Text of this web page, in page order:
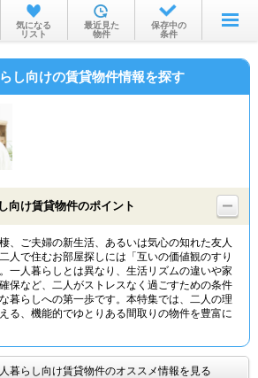
お部屋を探す
沿線・駅から
物件特集から
TOP
気になる
リスト
最近見た
物件
保存中の
条件
し向けの賃貸物件情報を探す
向け賃貸物件のポイント
、ご夫婦の新生活、あるいは気心の知れた友人
人で住むお部屋探しには「互いの価値観のすり
一人暮らしとは異なり、生活リズムの違いや家
保など、二人がストレスなく過ごすための条件
暮らしへの第一歩です。本特集では、二人の理
る、機能的でゆとりある間取りの物件を豊富に
暮らし向け賃貸物件のオススメ情報を見る